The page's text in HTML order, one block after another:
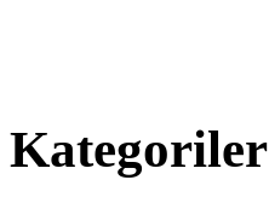
Kategoriler